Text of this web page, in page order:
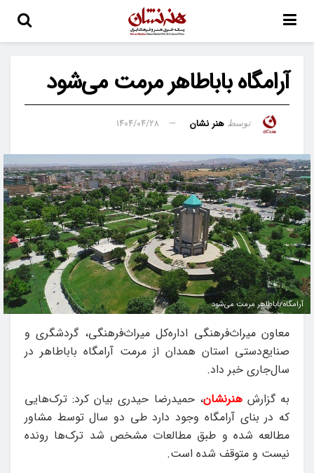
آرامگاه باباطاهر مرمت می‌شود
توسط هنر نشان ۱۴۰۴/۰۴/۲۸
آرامگاه باباطاهر مرمت می‌شود
معاون میراث‌فرهنگی اداره‌کل میراث‌فرهنگی، گردشگری و
صنایع‌دستی استان همدان از مرمت آرامگاه باباطاهر در
سال‌جاری خبر داد.
به گزارشهنرنشان، حمیدرضا حیدری بیان کرد: ترک‌هایی
که در بنای آرامگاه وجود دارد طی دو سال توسط مشاور
مطالعه شده و طبق مطالعات مشخص شد ترک‌ها رونده
نیست و متوقف شده است.